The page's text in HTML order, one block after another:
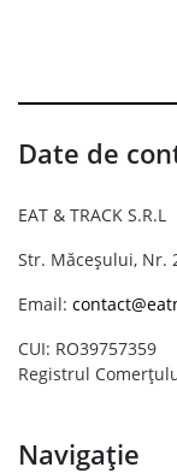
Date de
EAT & TRACK S.R.L
Str. Măceșului, Nr.
Email:
CUI: RO39757359
Registrul
Navigație